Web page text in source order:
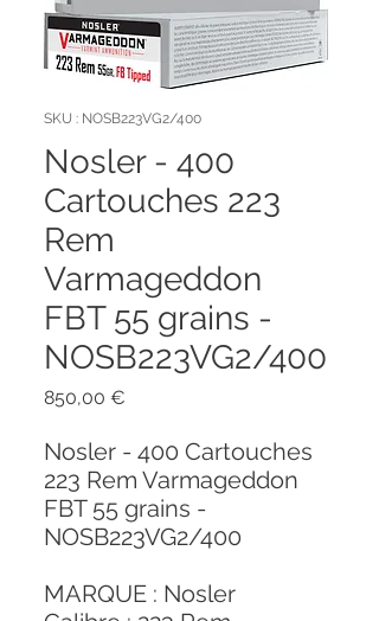
SKU : NOSB223VG2/400
Nosler - 400
Cartouches 223
Rem
Varmageddon
FBT 55 grains -
NOSB223VG2/400
850,00 €
Nosler - 400 Cartouches
223 Rem Varmageddon
FBT 55 grains -
NOSB223VG2/400
MARQUE : Nosler